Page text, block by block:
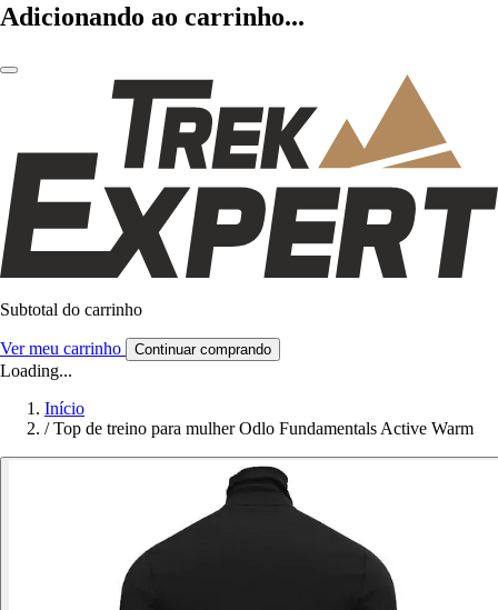
Adicionando ao carrinho...
Subtotal do carrinho
Ver meu carrinho Continuar comprando
Loading...
Início
/ Top de treino para mulher Odlo Fundamentals Active Warm